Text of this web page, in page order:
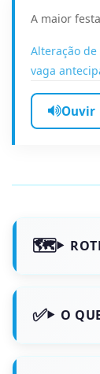
A maior
Alteração
vaga
Ouvir
O